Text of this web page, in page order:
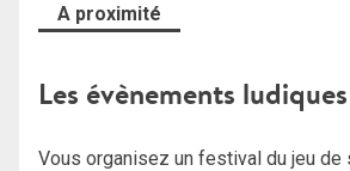
A proximité
Les évènements
Vous organisez un festival du jeu de